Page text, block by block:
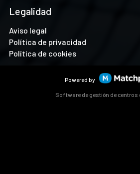
Legalidad
Aviso legal
Política de privacidad
Política de cookies
Powered by
Software de gestión de centros